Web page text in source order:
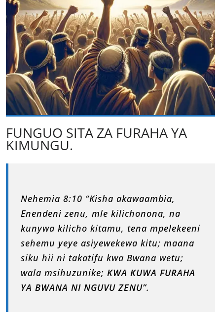
FUNGUO SITA ZA FURAHA YA
KIMUNGU.
Nehemia 8:10 “Kisha akawaambia,
Enendeni zenu, mle kilichonona, na
kunywa kilicho kitamu, tena mpelekeeni
sehemu yeye asiyewekewa kitu; maana
siku hii ni takatifu kwa Bwana wetu;
wala msihuzunike; KWA KUWA FURAHA
YA BWANA NI NGUVU ZENU”.